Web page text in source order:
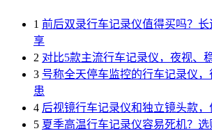
1 前后双录行车记录仪值得买吗？
享
2 对比5款主流行车记录仪，夜视、
3 号称全天停车监控的行车记录仪
患
4 后视镜行车记录仪和独立镜头款，
5 夏季高温行车记录仪容易死机？